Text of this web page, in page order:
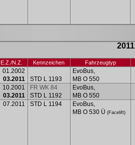
2011
E.Z./N.Z. Kennzeichen Fahrzeugtyp
01.2002
03.2011
STD L 1193
EvoBus,
MB O 550
10.2001
03.2011
FR WK 84
STD L 1192
EvoBus,
MB O 550
07.2011 STD L 1194
EvoBus,
MB O 530 Ü(Facelift)